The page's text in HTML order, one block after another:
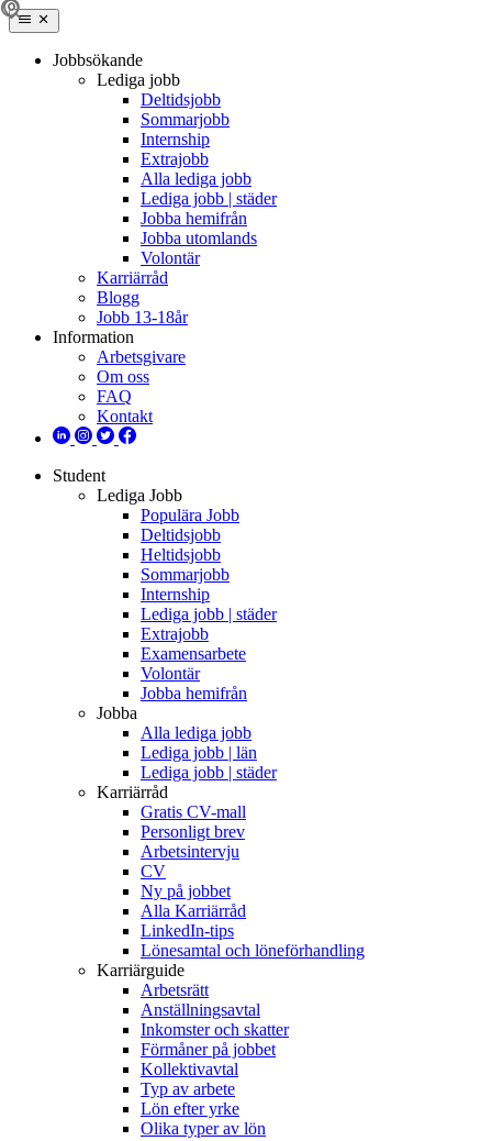
Jobbsökande
Lediga jobb
Deltidsjobb
Sommarjobb
Internship
Extrajobb
Alla lediga jobb
Lediga jobb | städer
Jobba hemifrån
Jobba utomlands
Volontär
Karriärråd
Blogg
Jobb 13-18år
Information
Arbetsgivare
Om oss
FAQ
Kontakt
Student
Lediga Jobb
Populära Jobb
Deltidsjobb
Heltidsjobb
Sommarjobb
Internship
Lediga jobb | städer
Extrajobb
Examensarbete
Volontär
Jobba hemifrån
Jobba
Alla lediga jobb
Lediga jobb | län
Lediga jobb | städer
Karriärråd
Gratis CV-mall
Personligt brev
Arbetsintervju
CV
Ny på jobbet
Alla Karriärråd
LinkedIn-tips
Lönesamtal och löneförhandling
Karriärguide
Arbetsrätt
Anställningsavtal
Inkomster och skatter
Förmåner på jobbet
Kollektivavtal
Typ av arbete
Lön efter yrke
Olika typer av lön